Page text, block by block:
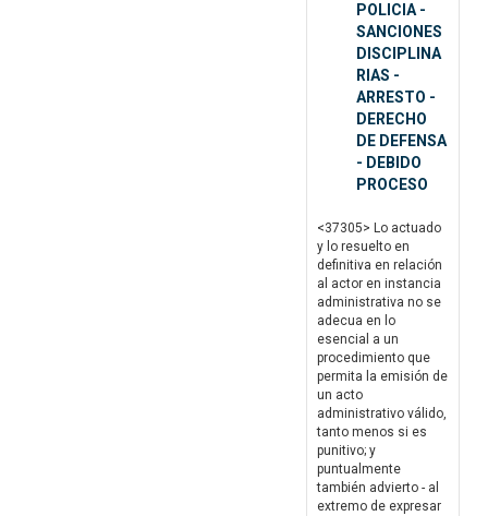
POLICIA -
SANCIONES
DISCIPLINA
RIAS -
ARRESTO -
DERECHO
DE DEFENSA
- DEBIDO
PROCESO
<37305> Lo actuado
y lo resuelto en
definitiva en relación
al actor en instancia
administrativa no se
adecua en lo
esencial a un
procedimiento que
permita la emisión de
un acto
administrativo válido,
tanto menos si es
punitivo; y
puntualmente
también advierto - al
extremo de expresar